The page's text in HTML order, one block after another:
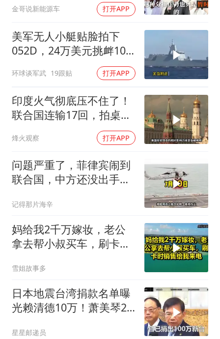
金哥说新能源车 打开APP
美军无人小艇贴脸拍下
052D，24万美元挑衅10
亿美元大驱，这是要搞新
战法？
环球谈军武 19跟贴 打开APP
印度火气彻底压不住了！
联合国连输17回，拍桌子
烽火观察 打开APP
问题严重了，菲律宾闹到
联合国，中方还没出手，
记得那片海辛
妈给我2千万嫁妆，老公
拿去帮小叔买车，刷卡时
雪姐故事多
日本地震台湾捐款名单曝
光赖清德10万！萧美琴20
星星邮递员